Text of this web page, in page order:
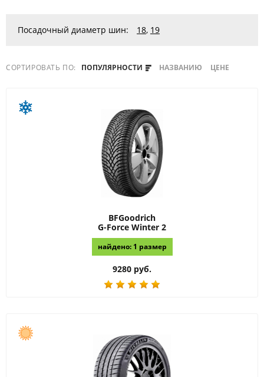
Посадочный диаметр шин: 18, 19
СОРТИРОВАТЬ ПО: ПОПУЛЯРНОСТИ НАЗВАНИЮ ЦЕНЕ
BFGoodrich
G-Force Winter 2
найдено: 1 размер
9280 руб.